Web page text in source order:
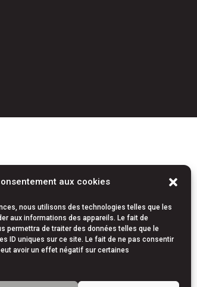
aux cookies
nous utilisons des technologies telles que les
aux informations des appareils. Le fait de
permettra de traiter des données telles que le
ID uniques sur ce site. Le fait de ne pas consentir
avoir un effet négatif sur certaines